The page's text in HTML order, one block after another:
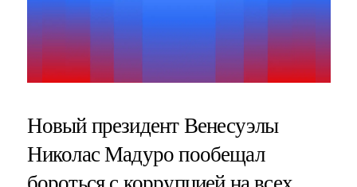
Новый президент Венесуэлы
Николас Мадуро пообещал